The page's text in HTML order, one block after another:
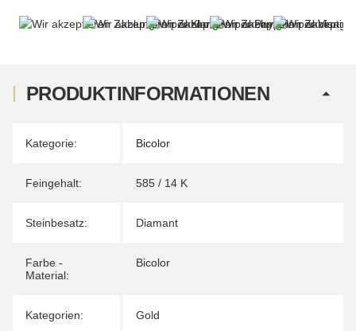
PRODUKTINFORMATIONEN
Produkteigenschaft
Wert
Kategorie: Bicolor
Feingehalt: 585 / 14 K
Steinbesatz: Diamant
Farbe -
Material:
Bicolor
Kategorien: Gold